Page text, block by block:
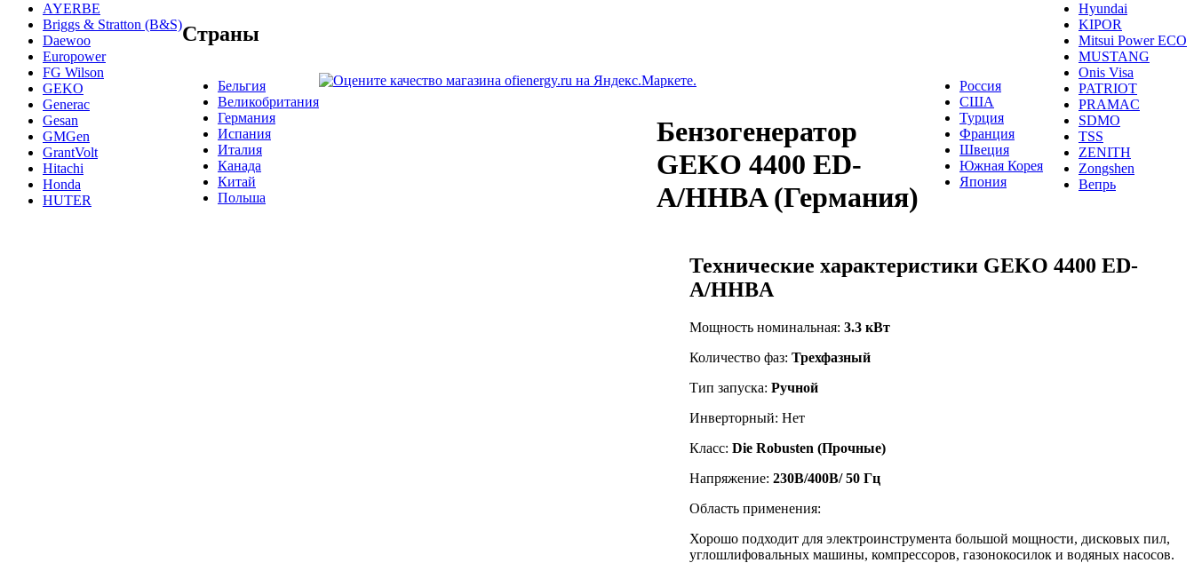
AYERBE
Briggs & Stratton (B&S)
Daewoo
Europower
FG Wilson
GEKO
Generac
Gesan
GMGen
GrantVolt
Hitachi
Honda
HUTER
Hyundai
KIPOR
Mitsui Power ECO
MUSTANG
Onis Visa
PATRIOT
PRAMAC
SDMO
TSS
ZENITH
Zongshen
Вепрь
Страны
Бельгия
Великобритания
Германия
Испания
Италия
Канада
Китай
Польша
Россия
США
Турция
Франция
Швеция
Южная Корея
Япония
Бензогенератор
GEKO 4400 ED-
A/HHBA (Германия)
Технические характеристики GEKO 4400 ED-
A/HHBA
Мощность номинальная: 3.3 кВт
Количество фаз: Трехфазный
Тип запуска: Ручной
Инверторный: Нет
Класс: Die Robusten (Прочные)
Напряжение: 230В/400В/ 50 Гц
Область применения:
Хорошо подходит для электроинструмента большой мощности, дисковых пил,
углошлифовальных машины, компрессоров, газонокосилок и водяных насосов.